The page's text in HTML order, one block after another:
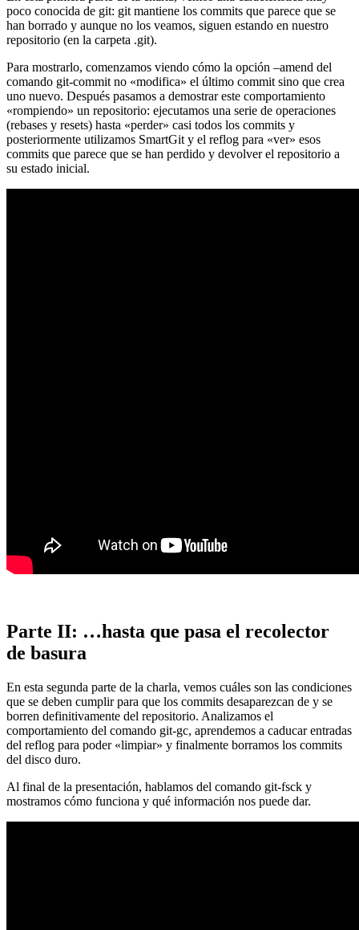
poco conocida de git: git mantiene los commits que parece que se
han borrado y aunque no los veamos, siguen estando en nuestro
repositorio (en la carpeta .git).
Para mostrarlo, comenzamos viendo cómo la opción –amend del
comando git-commit no «modifica» el último commit sino que crea
uno nuevo. Después pasamos a demostrar este comportamiento
«rompiendo» un repositorio: ejecutamos una serie de operaciones
(rebases y resets) hasta «perder» casi todos los commits y
posteriormente utilizamos SmartGit y el reflog para «ver» esos
commits que parece que se han perdido y devolver el repositorio a
su estado inicial.
Parte II: …hasta que pasa el recolector
de basura
En esta segunda parte de la charla, vemos cuáles son las condiciones
que se deben cumplir para que los commits desaparezcan de y se
borren definitivamente del repositorio. Analizamos el
comportamiento del comando git-gc, aprendemos a caducar entradas
del reflog para poder «limpiar» y finalmente borramos los commits
del disco duro.
Al final de la presentación, hablamos del comando git-fsck y
mostramos cómo funciona y qué información nos puede dar.